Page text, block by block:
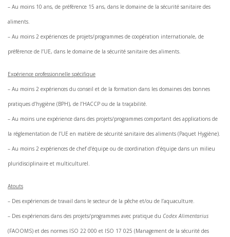
– Au moins 10 ans, de préférence 15 ans, dans le domaine de la sécurité sanitaire des
aliments.
– Au moins 2 expériences de projets/programmes de coopération internationale, de
préférence de l’UE, dans le domaine de la sécurité sanitaire des aliments.
Expérience professionnelle spécifique
– Au moins 2 expériences du conseil et de la formation dans les domaines des bonnes
pratiques d’hygiène (BPH), de l’HACCP ou de la traçabilité.
– Au moins une expérience dans des projets/programmes comportant des applications de
la réglementation de l’UE en matière de sécurité sanitaire des aliments (Paquet Hygiène).
– Au moins 2 expériences de chef d’équipe ou de coordination d’équipe dans un milieu
pluridisciplinaire et multiculturel.
Atouts
– Des expériences de travail dans le secteur de la pêche et/ou de l’aquaculture.
– Des expériences dans des projets/programmes avec pratique du Codex Alimentarius
(FAOOMS) et des normes ISO 22 000 et ISO 17 025 (Management de la sécurité des